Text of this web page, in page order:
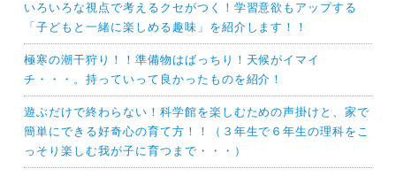
いろいろな視点で考えるクセがつく！学習意欲もアップする
「子どもと一緒に楽しめる趣味」を紹介します！！
極寒の潮干狩り！！準備物はばっちり！天候がイマイ
チ・・・。持っていって良かったものを紹介！
遊ぶだけで終わらない！科学館を楽しむための声掛けと、家で
簡単にできる好奇心の育て方！！（３年生で６年生の理科をこ
っそり楽しむ我が子に育つまで・・・）